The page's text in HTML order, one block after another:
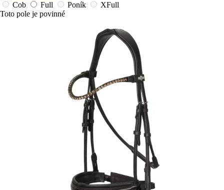
Cob
Full Poník
XFull
Toto pole je povinné